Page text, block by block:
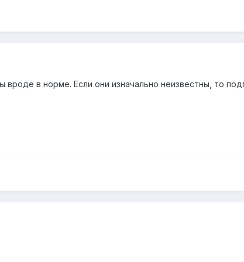
в норме. Если они изначально неизвестны, то